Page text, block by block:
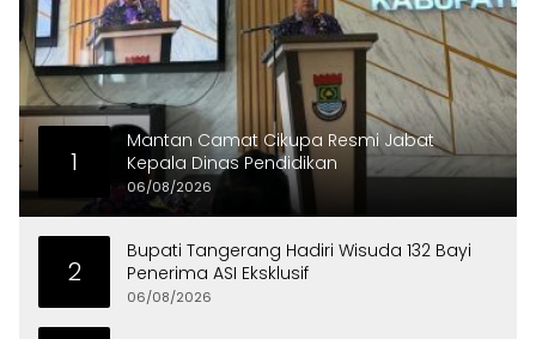
1
Mantan Camat Cikupa Resmi Jabat
Kepala Dinas Pendidikan
06/08/2026
2
Bupati Tangerang Hadiri Wisuda 132 Bayi
Penerima ASI Eksklusif
06/08/2026